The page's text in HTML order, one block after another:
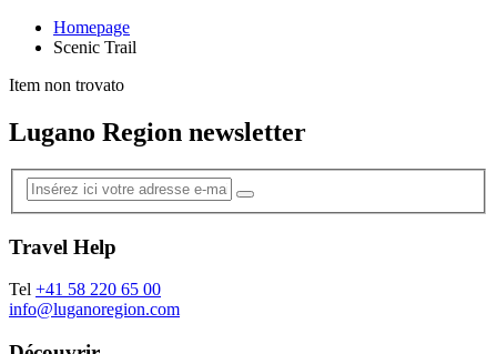
Homepage
Scenic Trail
Item non trovato
Lugano Region newsletter
Travel Help
Tel +41 58 220 65 00
info@luganoregion.com